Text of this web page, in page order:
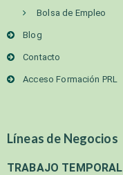
Bolsa de Empleo
Blog
Contacto
Acceso Formación PRL
Líneas de Negocios
TRABAJO TEMPORAL